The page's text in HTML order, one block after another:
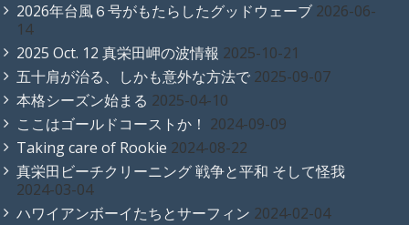
2026年台風６号がもたらしたグッドウェーブ 2026-06-
14
2025 Oct. 12 真栄田岬の波情報 2025-10-21
五十肩が治る、しかも意外な方法で 2025-09-07
本格シーズン始まる 2025-04-10
ここはゴールドコーストか！ 2024-09-09
Taking care of Rookie 2024-08-22
真栄田ビーチクリーニング 戦争と平和 そして怪我
2024-03-04
ハワイアンボーイたちとサーフィン 2024-02-04